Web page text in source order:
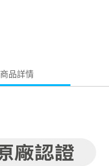
商品詳情